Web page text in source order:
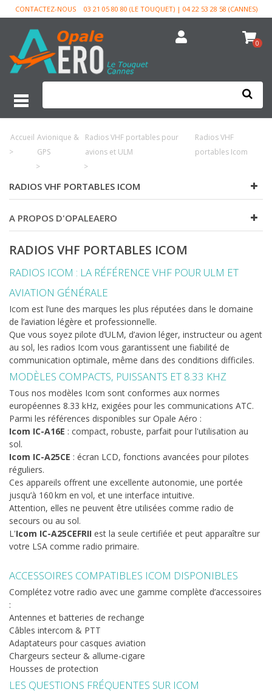
CONTACTEZ-NOUS 03 21 05 80 80 (LE TOUQUET) | 04 22 53 28 58 (CANNES)
0
Accueil
>
Avionique &
GPS
>
Radios VHF portables pour
avions et ULM
>
Radios VHF
portables Icom
RADIOS VHF PORTABLES ICOM
A PROPOS D'OPALEAERO
RADIOS VHF PORTABLES ICOM
RADIOS ICOM : LA RÉFÉRENCE VHF POUR ULM ET
AVIATION GÉNÉRALE
Icom est l’une des marques les plus réputées dans le domaine
de l’aviation légère et professionnelle.
Que vous soyez pilote d’ULM, d’avion léger, instructeur ou agent
au sol, les radios Icom vous garantissent une fiabilité de
communication optimale, même dans des conditions difficiles.
MODÈLES COMPACTS, PUISSANTS ET 8.33 KHZ
Tous nos modèles Icom sont conformes aux normes
européennes 8.33 kHz, exigées pour les communications ATC.
Parmi les références disponibles sur Opale Aéro :
Icom IC-A16E : compact, robuste, parfait pour l'utilisation au
sol.
Icom IC-A25CE : écran LCD, fonctions avancées pour pilotes
réguliers.
Ces appareils offrent une excellente autonomie, une portée
jusqu’à 160 km en vol, et une interface intuitive.
Attention, elles ne peuvent être utilisées comme radio de
secours ou au sol.
L'Icom IC-A25CEFRII est la seule certifiée et peut apparaître sur
votre LSA comme radio primaire.
ACCESSOIRES COMPATIBLES ICOM DISPONIBLES
Complétez votre radio avec une gamme complète d’accessoires
:
Antennes et batteries de rechange
Câbles intercom & PTT
Adaptateurs pour casques aviation
Chargeurs secteur & allume-cigare
Housses de protection
LES QUESTIONS FRÉQUENTES SUR ICOM